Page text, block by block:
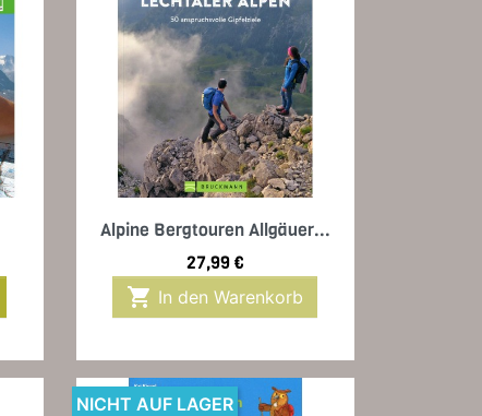
Vorschau
Alpine Bergtouren Allgäuer...
Preis
27,99 €
 In den Warenkorb
NICHT AUF LAGER